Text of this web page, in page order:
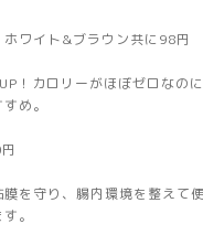
ワイト&ブラウン共に98円
！カロリーがほぼゼロなの
め。
を守り、腸内環境を整えて
。